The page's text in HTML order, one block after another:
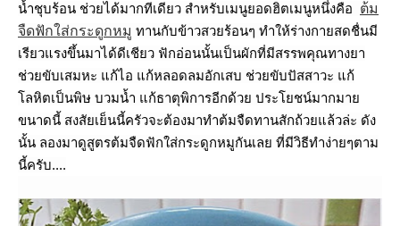
น้ำชุบร้อน ช่วยได้มากทีเดียว สำหรับเมนูยอดฮิตเมนูหนึ่งคือ ต้ม
จืดฟักใส่กระดูกหมู ทานกับข้าวสวยร้อนๆ ทำให้ร่างกายสดชื่นมี
เรียวแรงขึ้นมาได้ดีเชียว ฟักอ่อนนั้นเป็นผักที่มีสรรพคุณทางยา
ช่วยขับเสมหะ แก้ไอ แก้หลอดลมอักเสบ ช่วยขับปัสสาวะ แก้
ลหิตเป็นพิษ บวมน้ำ แก้ธาตุพิการอีกด้วย ประโยชน์มากมา
ขนาดนี้ สงสัยเย็นนี้ครัวจะต้องมาทำต้มจืดทานสักถ้วยแล้วล่ะ ดัง
นั้น ลองมาดูสูตรต้มจืดฟักใส่กระดูกหมูกันเลย ที่มีวิธีทำง่ายๆตาม
นี้ครับ....